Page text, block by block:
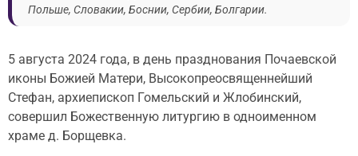
Польше, Словакии, Боснии, Сербии, Болгарии.
5 августа 2024 года, в день празднования Почаевской
иконы Божией Матери, Высокопреосвященнейший
Стефан, архиепископ Гомельский и Жлобинский,
совершил Божественную литургию в одноименном
храме д. Борщевка.